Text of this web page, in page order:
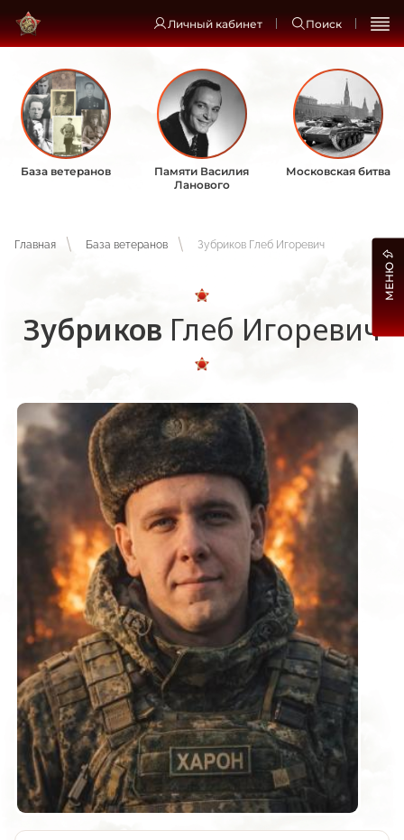
Личный кабинет Поиск
База ветеранов
Памяти Василия
Ланового
Московская битва
Главная База ветеранов Зубриков Глеб Игоревич
Зубриков Глеб Игоревич
МЕНЮ